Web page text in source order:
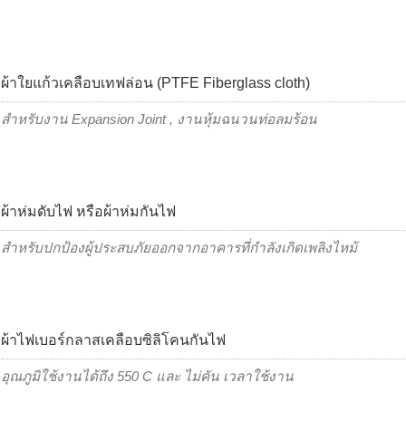
ผ้าใยแก้วเคลือบเทฟล่อน (PTFE Fiberglass cloth)
สำหรับงาน Expansion Joint , งานหุ้มฉนวนท่อลมร้อน
ผ้าห่มดับไฟ หรือผ้าห่มกันไฟ
สำหรับปกป้องผู้ประสบภัยออกจากอาคารที่กำลังเกิดเพลิงไหม้
ผ้าไฟเบอร์กลาสเคลือบซิลิโคนกันไฟ
อุณภูมิใช้งานได้ถึง 550 C และ ไม่คัน เวลาใช้งาน